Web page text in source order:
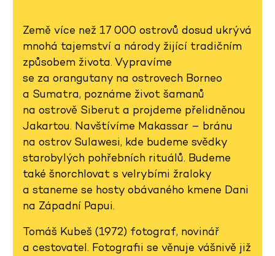
Země více než 17 000 ostrovů dosud ukrývá
mnohá tajemství a národy žijící tradičním
způsobem života. Vypravíme
se za orangutany na ostrovech Borneo
a Sumatra, poznáme život šamanů
na ostrově Siberut a projdeme přelidněnou
Jakartou. Navštívíme Makassar – bránu
na ostrov Sulawesi, kde budeme svědky
starobylých pohřebních rituálů. Budeme
také šnorchlovat s velrybími žraloky
a staneme se hosty obávaného kmene Dani
na Západní Papui.
Tomáš Kubeš (1972) fotograf, novinář
a cestovatel. Fotografii se věnuje vášnivě již